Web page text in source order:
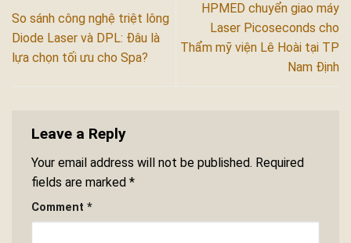
So sánh công nghệ triệt lông
Diode Laser và DPL: Đâu là
lựa chọn tối ưu cho Spa?
HPMED chuyển giao máy
Laser Picoseconds cho
Thẩm mỹ viện Lê Hoài tại TP
Nam Định
Leave a Reply
Your email address will not be published. Required
fields are marked *
Comment *